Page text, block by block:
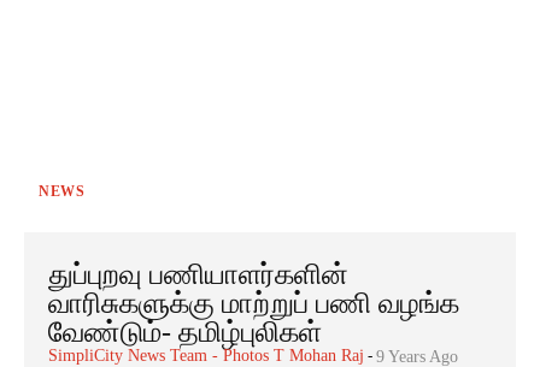
NEWS
துப்புறவு பணியாளர்களின்
வாரிசுகளுக்கு மாற்றுப் பணி வழங்க
வேண்டும்- தமிழ்புலிகள்
SimpliCity News Team - Photos T Mohan Raj - 9 Years Ago